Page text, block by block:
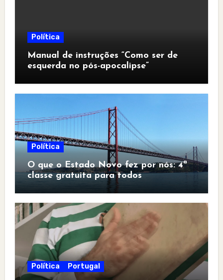
Política
Manual de instruções “Como ser de
esquerda no pós-apocalipse”
Política
O que o Estado Novo fez por nós: 4ª
classe gratuita para todos
Política Portugal